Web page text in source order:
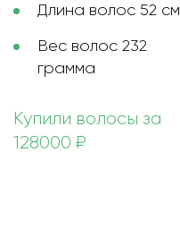
Длина волос 52 см
Вес волос 232
грамма
Купили волосы за
128000 ₽